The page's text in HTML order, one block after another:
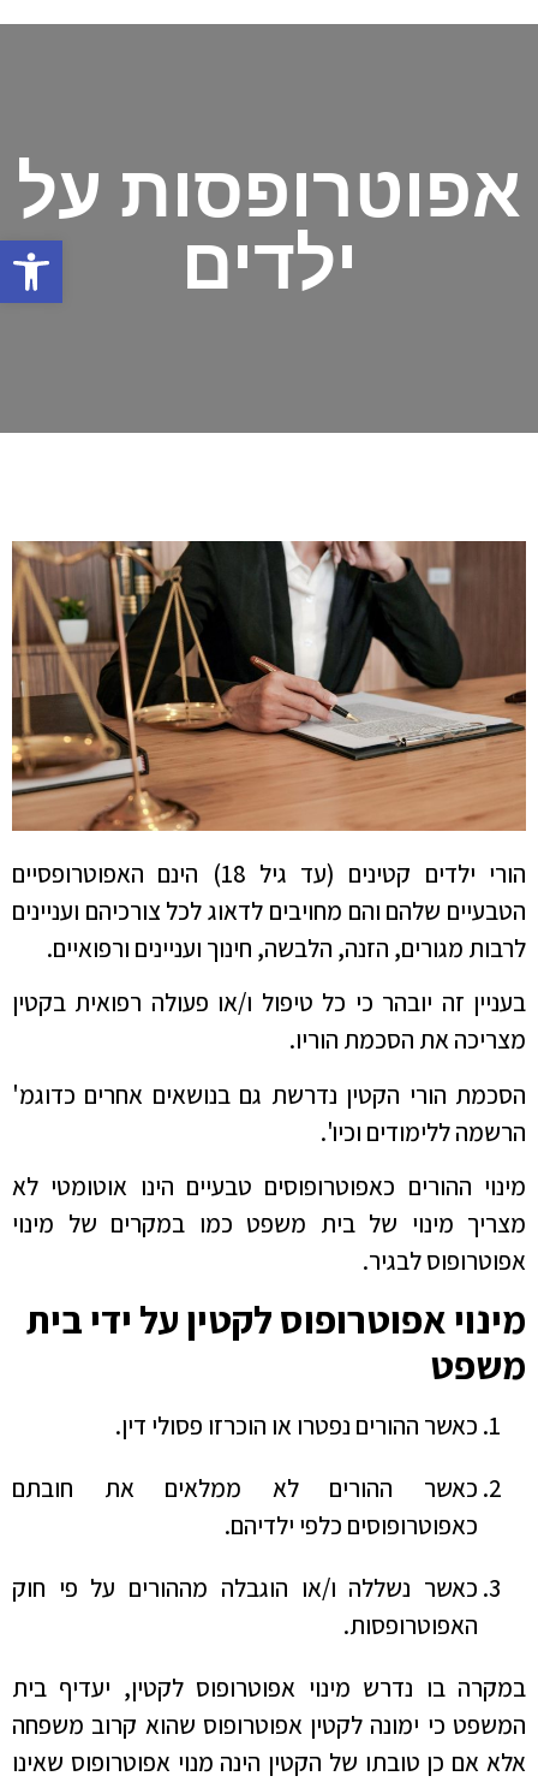
אפוטרופסות על
ילדים
הורי ילדים קטינים (עד גיל 18) הינם האפוטרופסיים
הטבעיים שלהם והם מחויבים לדאוג לכל צורכיהם ועניינים
לרבות מגורים, הזנה, הלבשה, חינוך ועניינים ורפואיים.
בעניין זה יובהר כי כל טיפול ו/או פעולה רפואית בקטין
מצריכה את הסכמת הוריו.
הסכמת הורי הקטין נדרשת גם בנושאים אחרים כדוגמ'
הרשמה ללימודים וכיו'.
מינוי ההורים כאפוטרופוסים טבעיים הינו אוטומטי לא
מצריך מינוי של בית משפט כמו במקרים של מינוי
אפוטרופוס לבגיר.
מינוי אפוטרופוס לקטין על ידי בית
משפט
כאשר ההורים נפטרו או הוכרזו פסולי דין.
כאשר ההורים לא ממלאים את חובתם
כאפוטרופוסים כלפי ילדיהם.
כאשר נשללה ו/או הוגבלה מההורים על פי חוק
האפוטרופסות.
במקרה בו נדרש מינוי אפוטרופוס לקטין, יעדיף בית
המשפט כי ימונה לקטין אפוטרופוס שהוא קרוב משפחה
אלא אם כן טובתו של הקטין הינה מנוי אפוטרופוס שאינו